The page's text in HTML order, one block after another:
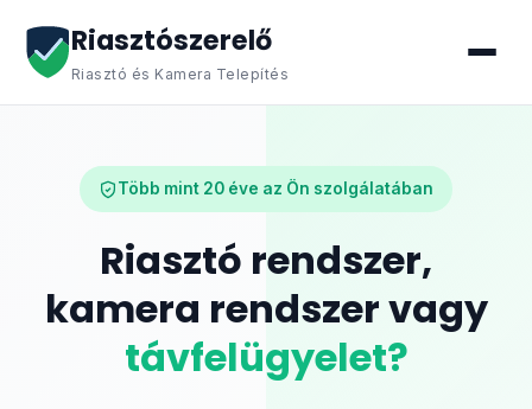
Riasztószerelő
Riasztó és Kamera Telepítés
Több mint 20 éve az Ön szolgálatában
Riasztó rendszer,
kamera rendszer vagy
távfelügyelet?